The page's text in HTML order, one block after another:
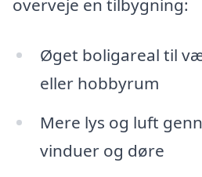
overveje en tilbygning:
Øget boligareal til
eller hobbyrum
Mere lys og luft
vinduer og døre